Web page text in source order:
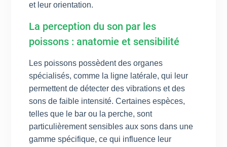
et leur orientation.
La perception du son par les
poissons : anatomie et sensibilité
Les poissons possèdent des organes
spécialisés, comme la ligne latérale, qui leur
permettent de détecter des vibrations et des
sons de faible intensité. Certaines espèces,
telles que le bar ou la perche, sont
particulièrement sensibles aux sons dans une
gamme spécifique, ce qui influence leur